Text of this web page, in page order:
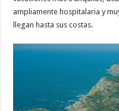
ampliamente hospitalaria y
llegan hasta sus costas.